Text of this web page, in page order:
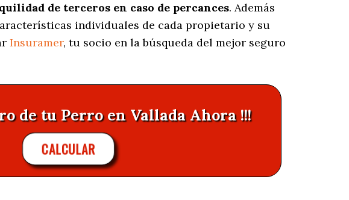
de terceros en caso de percances. Además
individuales de cada propietario y su
Insuramer, tu socio en la búsqueda del mejor seguro
de tu Perro en Vallada Ahora !!!
CALCULAR